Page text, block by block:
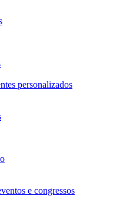
personalizados
e congressos